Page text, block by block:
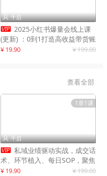
 千启
 2025小红书爆量会线上课
(更新) ：0到1打造高收益带货账
号，靠小红书带货年入100w？
¥ 19.90 ¥ 199.00
查看全部
1章1课
 千启
 私域业绩驱动实战，成交话
术、环节植入、每日SOP，聚焦
增长，驱动营收持续突破
¥ 19.90 ¥ 199.00